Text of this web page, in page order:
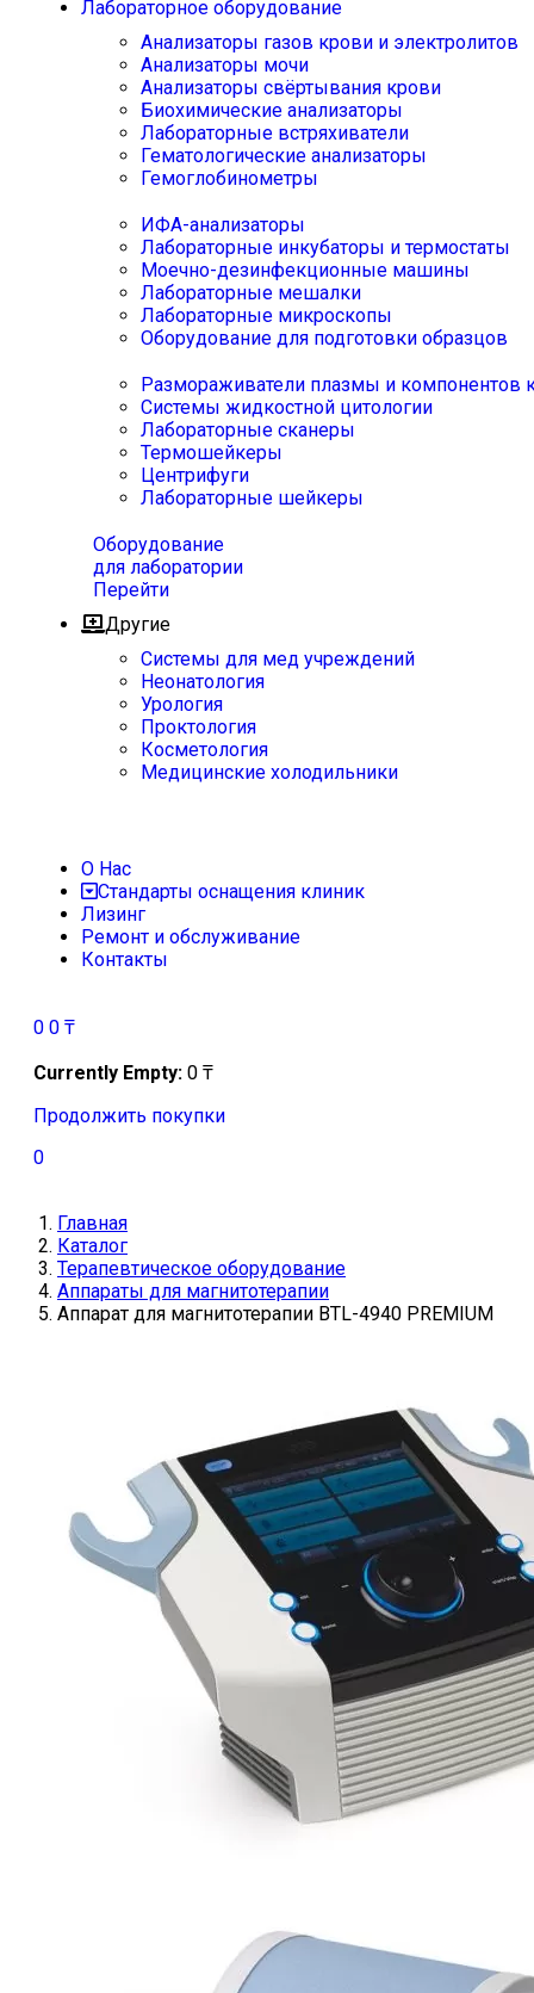
Лабораторное оборудование
Анализаторы газов крови и электролитов
Анализаторы мочи
Анализаторы свёртывания крови
Биохимические анализаторы
Лабораторные встряхиватели
Гематологические анализаторы
Гемоглобинометры
ИФА-анализаторы
Лабораторные инкубаторы и термостаты
Моечно-дезинфекционные машины
Лабораторные мешалки
Лабораторные микроскопы
Оборудование для подготовки образцов
Размораживатели плазмы и компонентов
Системы жидкостной цитологии
Лабораторные сканеры
Термошейкеры
Центрифуги
Лабораторные шейкеры
Оборудование
для лаборатории
Перейти
Другие
Системы для мед учреждений
Неонатология
Урология
Проктология
Косметология
Медицинские холодильники
О Нас
Стандарты оснащения клиник
Лизинг
Ремонт и обслуживание
Контакты
0 0 ₸
Currently Empty: 0 ₸
Продолжить покупки
0
Главная
Каталог
Терапевтическое оборудование
Аппараты для магнитотерапии
Аппарат для магнитотерапии BTL-4940 PREMIUM